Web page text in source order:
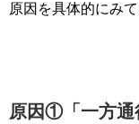
原因を具体的にみ
原因①「一方通